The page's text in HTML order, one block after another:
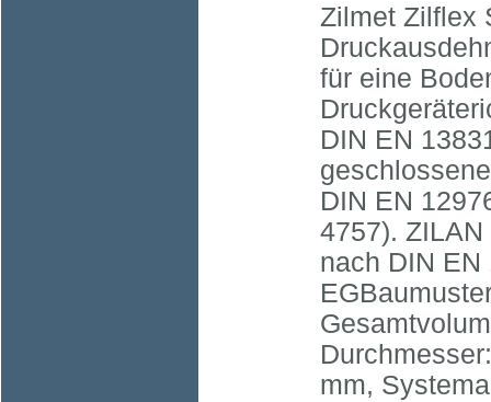
Zilmet Zilflex
für eine
DIN EN
DIN EN
4757).
nach DIN EN
mm,